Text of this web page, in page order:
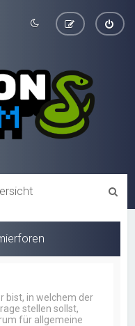
bist, in welchem der
stellen sollst,
für allgemeine